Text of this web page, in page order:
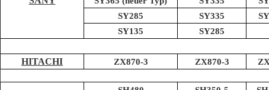
SY285
SY335
SY135
SY285
HITACHI ZX870-3 ZX870-3